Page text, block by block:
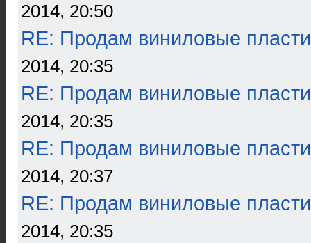
2014, 20:50
RE: Продам виниловые
2014, 20:35
RE: Продам виниловые
2014, 20:35
RE: Продам виниловые
2014, 20:37
RE: Продам виниловые
2014, 20:35